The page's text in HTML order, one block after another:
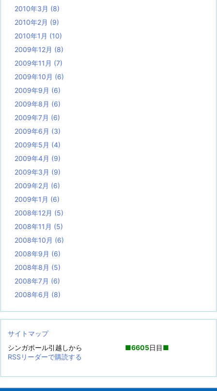
2010年3月 (8)
2010年2月 (9)
2010年1月 (10)
2009年12月 (8)
2009年11月 (7)
2009年10月 (6)
2009年9月 (6)
2009年8月 (6)
2009年7月 (6)
2009年6月 (3)
2009年5月 (4)
2009年4月 (9)
2009年3月 (9)
2009年2月 (6)
2009年1月 (6)
2008年12月 (5)
2008年11月 (5)
2008年10月 (6)
2008年9月 (6)
2008年8月 (5)
2008年7月 (6)
2008年6月 (8)
サイトマップ
シンガポール引越しから ■6605日目■
RSSリーダーで購読する